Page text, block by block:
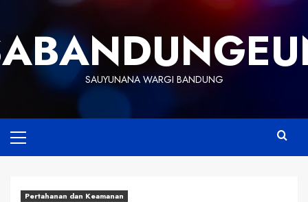
content
SAUYUNANA WARGI BANDUNG
Menu
Pertahanan dan Keamanan